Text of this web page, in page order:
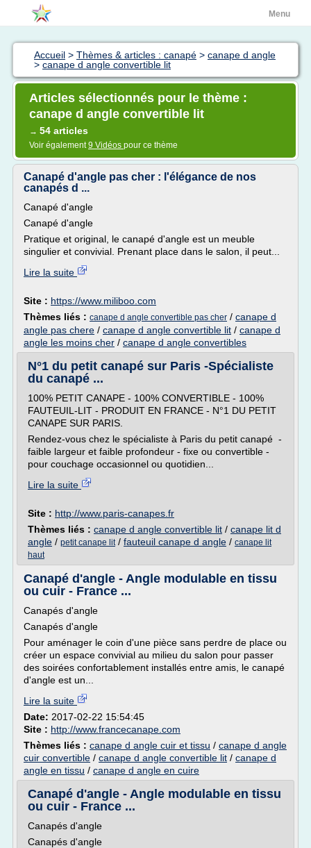
Menu
Accueil > Thèmes & articles : canapé > canape d angle
> canape d angle convertible lit
Articles sélectionnés pour le thème :
canape d angle convertible lit
→ 54 articles
Voir également9 Vidéos pour ce thème
Canapé d'angle pas cher : l'élégance de nos
canapés d ...
Canapé d'angle
Canapé d'angle
Pratique et original, le canapé d'angle est un meuble
singulier et convivial. Prenant place dans le salon, il peut...
Lire la suite
Site : https://www.miliboo.com
Thèmes liés : canape d angle convertible pas cher / canape d
angle pas chere / canape d angle convertible lit / canape d
angle les moins cher / canape d angle convertibles
N°1 du petit canapé sur Paris -Spécialiste
du canapé ...
100% PETIT CANAPE - 100% CONVERTIBLE - 100%
FAUTEUIL-LIT - PRODUIT EN FRANCE - N°1 DU PETIT
CANAPE SUR PARIS.
Rendez-vous chez le spécialiste à Paris du petit canapé -
faible largeur et faible profondeur - fixe ou convertible -
pour couchage occasionnel ou quotidien...
Lire la suite
Site : http://www.paris-canapes.fr
Thèmes liés : canape d angle convertible lit / canape lit d
angle / petit canape lit/ fauteuil canape d angle / canape lit
haut
Canapé d'angle - Angle modulable en tissu
ou cuir - France ...
Canapés d'angle
Canapés d'angle
Pour aménager le coin d'une pièce sans perdre de place ou
créer un espace convivial au milieu du salon pour passer
des soirées confortablement installés entre amis, le canapé
d'angle est un...
Lire la suite
Date: 2017-02-22 15:54:45
Site : http://www.francecanape.com
Thèmes liés : canape d angle cuir et tissu / canape d angle
cuir convertible / canape d angle convertible lit / canape d
angle en tissu / canape d angle en cuire
Canapé d'angle - Angle modulable en tissu
ou cuir - France ...
Canapés d'angle
Canapés d'angle